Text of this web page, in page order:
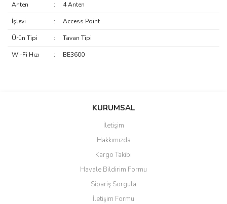
Anten : 4 Anten
İşlevi : Access Point
Ürün Tipi : Tavan Tipi
Wi-Fi Hızı : BE3600
Bu ürüne ilk yorumu siz yapın!
güzel paketlenmiş ama yanında
ile 24 izlenmektedir diye küçük
bir tabela olsa daha hoş
KURUMSAL
İletişim
Hakkımızda
Kargo Takibi
Havale Bildirim Formu
Sipariş Sorgula
İletişim Formu